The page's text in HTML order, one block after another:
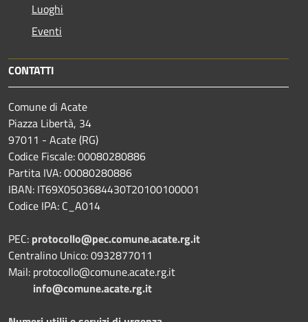
Luoghi
Eventi
CONTATTI
Comune di Acate
Piazza Libertà, 34
97011 - Acate (RG)
Codice Fiscale: 00080280886
Partita IVA: 00080280886
IBAN: IT69X0503684430T20100100001
Codice IPA: C_A014
PEC: protocollo@pec.comune.acate.rg.it
Centralino Unico: 0932877011
Mail: protocollo@comune.acate.rg.it
info@comune.acate.rg.it